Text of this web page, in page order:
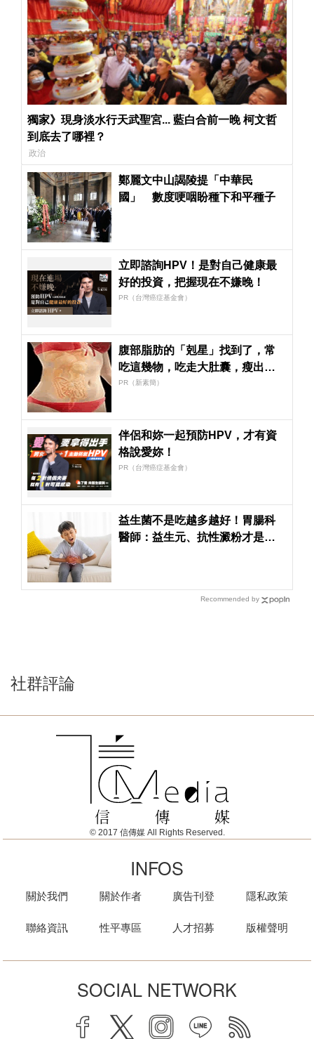
獨家》現身淡水行天武聖宮... 藍白合前一晚 柯文哲
到底去了哪裡？
政治
鄭麗文中山謁陵提「中華民
國」 數度哽咽盼種下和平種子
立即諮詢HPV！是對自己健康最
好的投資，把握現在不嫌晚！
PR（台灣癌症基金會）
腹部脂肪的「剋星」找到了，常
吃這幾物，吃走大肚囊，瘦出小
蠻腰
PR（新素簡）
伴侶和妳一起預防HPV，才有資
格說愛妳！
PR（台灣癌症基金會）
益生菌不是吃越多越好！胃腸科
醫師：益生元、抗性澱粉才是腸
Recommended by
社群評論
© 2017 信傳媒 All Rights Reserved.
INFOS
關於我們
聯絡資訊
關於作者
性平專區
廣告刊登
人才招募
隱私政策
版權聲明
SOCIAL NETWORK
facebook twitter instagram